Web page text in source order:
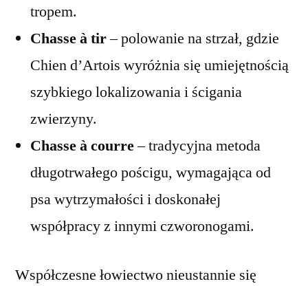
tropem.
Chasse à tir– polowanie na strzał, gdzie
Chien d’Artois wyróżnia się umiejętnością
szybkiego lokalizowania i ścigania
zwierzyny.
Chasse à courre– tradycyjna metoda
długotrwałego pościgu, wymagająca od
psa wytrzymałości i doskonałej
współpracy z innymi czworonogami.
Współczesne łowiectwo nieustannie się